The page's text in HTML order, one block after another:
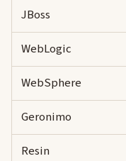
JBoss
WebLogic
WebSphere
Geronimo
Resin